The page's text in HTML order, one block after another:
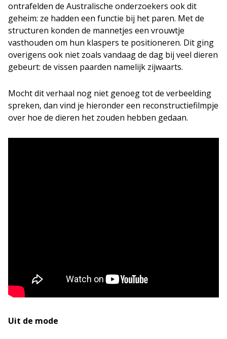
ontrafelden de Australische onderzoekers ook dit
geheim: ze hadden een functie bij het paren. Met de
structuren konden de mannetjes een vrouwtje
vasthouden om hun klaspers te positioneren. Dit ging
overigens ook niet zoals vandaag de dag bij veel dieren
gebeurt: de vissen paarden namelijk zijwaarts.
Mocht dit verhaal nog niet genoeg tot de verbeelding
spreken, dan vind je hieronder een reconstructiefilmpje
over hoe de dieren het zouden hebben gedaan.
Uit de mode